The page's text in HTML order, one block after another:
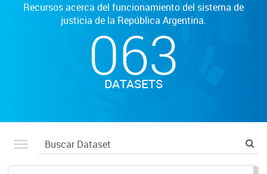
Recursos acerca del funcionamiento del sistema de
justicia de la República Argentina.
063
DATASETS